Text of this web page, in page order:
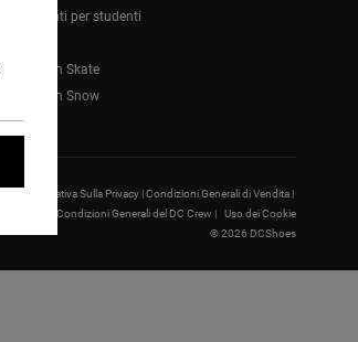
Sconti per studenti
Team Skate
Team Snow
Informativa Sulla Privacy |Condizioni Generali di Vendita |
Condizioni Generali del DC Crew |
Uso dei Cookie
© 2026 DCShoes